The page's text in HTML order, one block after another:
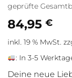
Bewertet
mit
5, basierend
auf
7
geprüfte
84,95 €
inkl. 19 % MwSt.
: In 3-5
Deine neue